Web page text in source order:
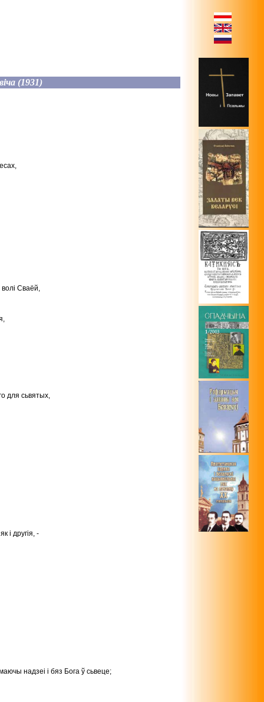
(1931)
Сваёй,
для сьвятых,
і другія, -
надзеі і бяз Бога ў сьвеце;